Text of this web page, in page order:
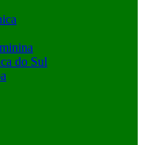
do Sul